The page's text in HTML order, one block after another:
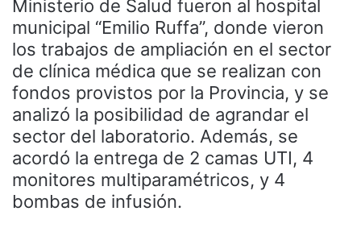
Ministerio de Salud fueron al hospital
municipal “Emilio Ruffa”, donde vieron
los trabajos de ampliación en el sector
de clínica médica que se realizan con
fondos provistos por la Provincia, y se
analizó la posibilidad de agrandar el
sector del laboratorio. Además, se
acordó la entrega de 2 camas UTI, 4
monitores multiparamétricos, y 4
bombas de infusión.